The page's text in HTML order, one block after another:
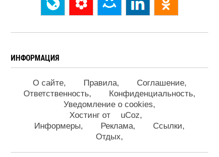
ИНФОРМАЦИЯ
О сайте Правила
Соглашение
Ответственность
Конфиденциальность
Уведомление о cookies
Хостинг от
uCoz
Информеры
Реклама
Ссылки
Отдых